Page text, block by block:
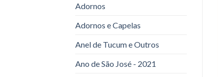
Adornos
Adornos e Capelas
Anel de Tucum e Outros
Ano de São José - 2021